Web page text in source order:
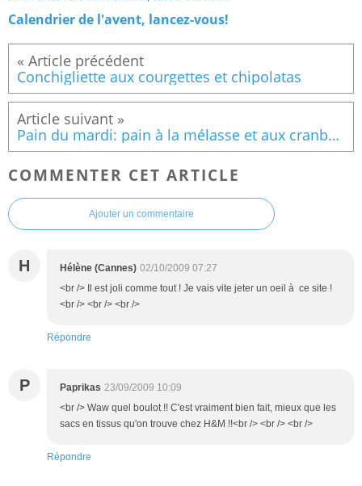
Calendrier de l'avent, lancez-vous!
Conchigliette aux courgettes et chipolatas
Pain du mardi: pain à la mélasse et aux cranberries
COMMENTER CET ARTICLE
Ajouter un commentaire
H Hélène (Cannes) 02/10/2009 07:27
<br /> Il est joli comme tout ! Je vais vite jeter un oeil à ce site !
<br /> <br /> <br />
Répondre
P Paprikas 23/09/2009 10:09
<br /> Waw quel boulot !! C'est vraiment bien fait, mieux que les
sacs en tissus qu'on trouve chez H&M !!<br /> <br /> <br />
Répondre